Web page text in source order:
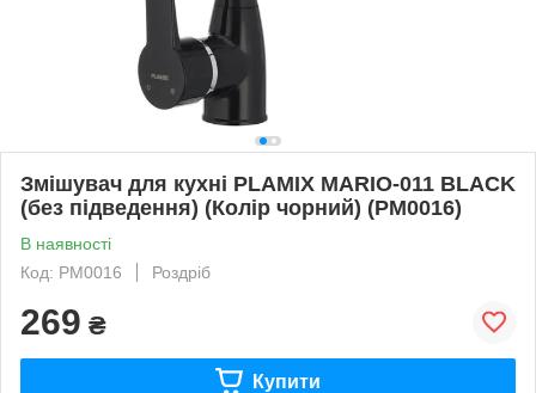
Змішувач для кухні PLAMIX MARIO-011 BLACK
(без підведення) (Колір чорний) (PM0016)
В наявності
Код: PM0016
Роздріб
269 ₴
Купити